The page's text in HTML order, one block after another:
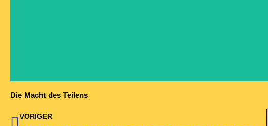
Die Macht des Teilens
Zurück
VORIGER